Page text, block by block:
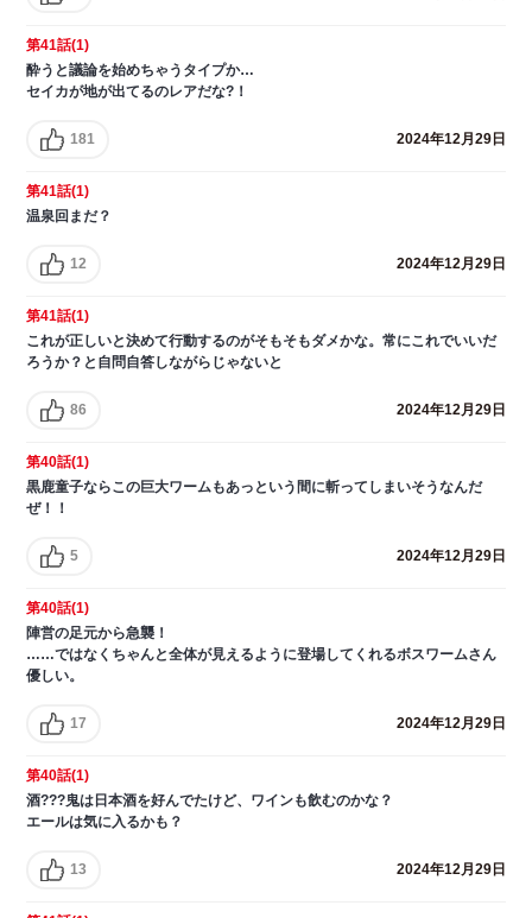
第41話(1)
酔うと議論を始めちゃうタイプか…
セイカが地が出てるのレアだな?！
181 2024年12月29日
第41話(1)
温泉回まだ？
12 2024年12月29日
第41話(1)
これが正しいと決めて行動するのがそもそもダメかな。常にこれでいいだ
ろうか？と自問自答しながらじゃないと
86 2024年12月29日
第40話(1)
黒鹿童子ならこの巨大ワームもあっという間に斬ってしまいそうなんだ
ぜ！！
5 2024年12月29日
第40話(1)
陣営の足元から急襲！
……ではなくちゃんと全体が見えるように登場してくれるボスワームさん
優しい。
17 2024年12月29日
第40話(1)
酒???鬼は日本酒を好んでたけど、ワインも飲むのかな？
エールは気に入るかも？
13 2024年12月29日